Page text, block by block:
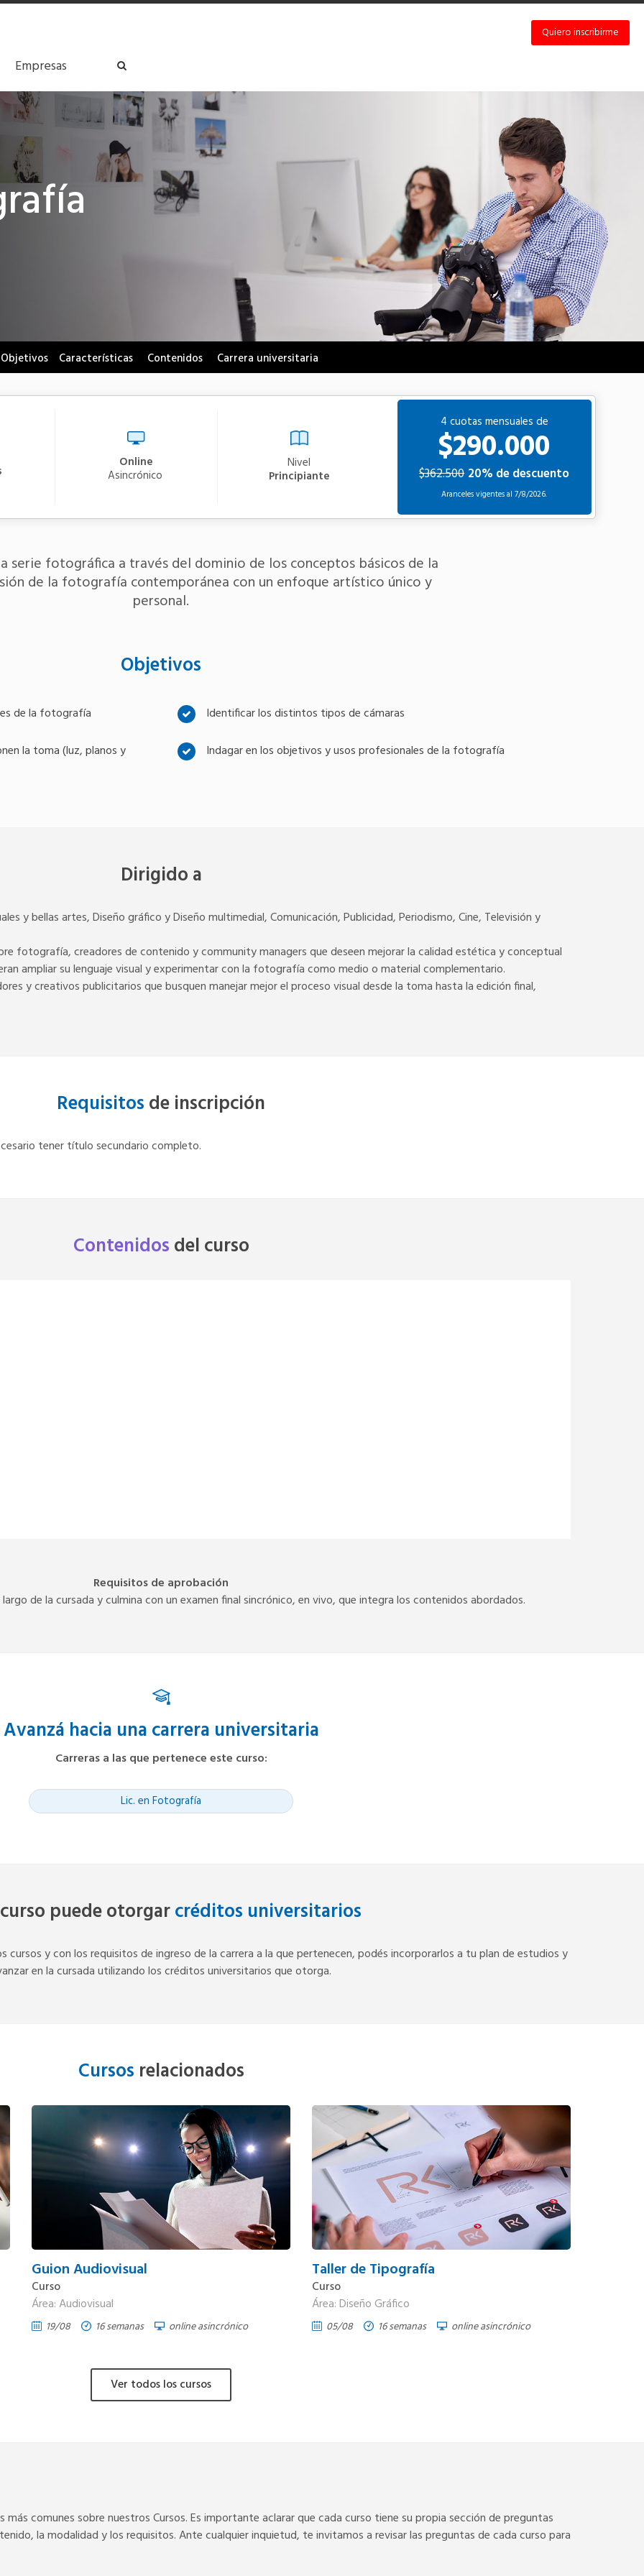
Quiero inscribirme
Empresas
Objetivos Características Contenidos Carrera universitaria
Online
asincrónico
Nivel
Principiante
4 cuotas mensuales de
$290.000
$362.500 20% de descuento
Aranceles vigentes al7/8/2026.
serie fotográfica a través del dominio de los conceptos básicos de la
de la fotografía contemporánea con un enfoque artístico único y
personal.
Objetivos
de la fotografía
Identificar los distintos tipos de cámaras
la toma (luz, planos y
Indagar en los objetivos y usos profesionales de la fotografía
Dirigido a
y bellas artes, Diseño gráfico y Diseño multimedial, Comunicación, Publicidad, Periodismo, Cine, Televisión y
fotografía, creadores de contenido y community managers que deseen mejorar la calidad estética y conceptual
ampliar su lenguaje visual y experimentar con la fotografía como medio o material complementario.
y creativos publicitarios que busquen manejar mejor el proceso visual desde la toma hasta la edición final,
Requisitosde inscripción
tener título secundario completo.
Contenidosdelcurso
Requisitos de aprobación
de la cursada y culmina con un examen final sincrónico, en vivo, que integra los contenidos abordados.
Avanzá hacia una carrera universitaria
Carreras a las que pertenece este curso:
Lic. en Fotografía
puede otorgarcréditos universitarios
cursos y con los requisitos de ingreso de la carrera a la que pertenecen, podés incorporarlos a tu plan de estudios y
en la cursada utilizando los créditos universitarios que otorga.
Cursos relacionados
Guion Audiovisual
Curso
Área: Audiovisual
19/08 16 semanas online asincrónico
Taller de Tipografía
Curso
Área: Diseño Gráfico
05/08 16 semanas online asincrónico
Ver todos los cursos
comunes sobre nuestros Cursos. Es importante aclarar que cada curso tiene su propia sección de preguntas
la modalidad y los requisitos. Ante cualquier inquietud, te invitamos a revisar las preguntas de cada curso para